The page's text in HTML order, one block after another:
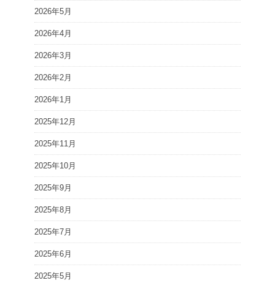
2026年5月
2026年4月
2026年3月
2026年2月
2026年1月
2025年12月
2025年11月
2025年10月
2025年9月
2025年8月
2025年7月
2025年6月
2025年5月